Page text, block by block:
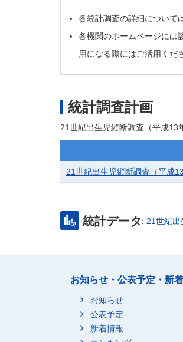
各統計調査の詳細について
各機関のホームページには
用になる際にはご活用くだ
統計調査計画
21世紀出生児縦断調査（平成13
21世紀出生児縦断調査（平成
統計データ: 21世紀出
お知らせ・公表予定・新着
お知らせ
公表予定
新着情報